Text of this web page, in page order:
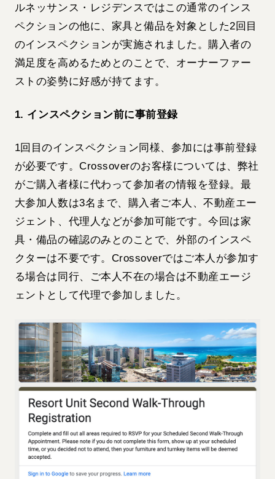
ルネッサンス・レジデンスではこの通常のインス
ペクションの他に、家具と備品を対象とした2回目
のインスペクションが実施されました。購入者の
満足度を高めるためとのことで、オーナーファー
ストの姿勢に好感が持てます。
1. インスペクション前に事前登録
1回目のインスペクション同様、参加には事前登録
が必要です。Crossoverのお客様については、弊社
がご購入者様に代わって参加者の情報を登録。最
大参加人数は3名まで、購入者ご本人、不動産エー
ジェント、代理人などが参加可能です。今回は家
具・備品の確認のみとのことで、外部のインスペ
クターは不要です。Crossoverではご本人が参加す
る場合は同行、ご本人不在の場合は不動産エージ
ェントとして代理で参加しました。